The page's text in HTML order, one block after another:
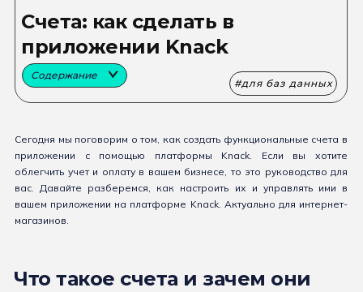
Счета: как сделать в
приложении Knack
Содержание
для баз данных
Сегодня мы поговорим о том, как создать функциональные счета в
приложении с помощью платформы Knack. Если вы хотите
облегчить учет и оплату в вашем бизнесе, то это руководство для
вас. Давайте разберемся, как настроить их и управлять ими в
вашем приложении на платформе Knack. Актуально для интернет-
магазинов.
Что такое счета и зачем они